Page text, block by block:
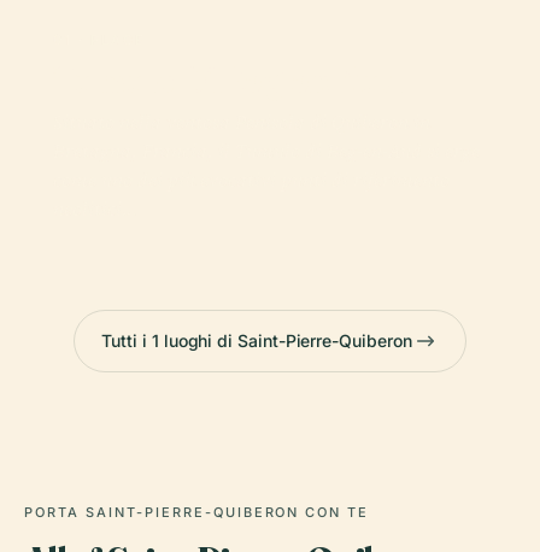
Tutti i 1 luoghi di Saint-Pierre-Quiberon
PORTA SAINT-PIERRE-QUIBERON CON TE